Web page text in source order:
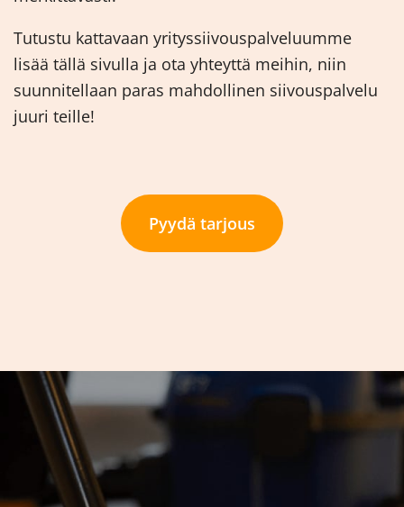
Tutustu kattavaan yrityssiivouspalveluumme
lisää tällä sivulla ja ota yhteyttä meihin, niin
suunnitellaan paras mahdollinen siivouspalvelu
juuri teille!
Pyydä tarjous